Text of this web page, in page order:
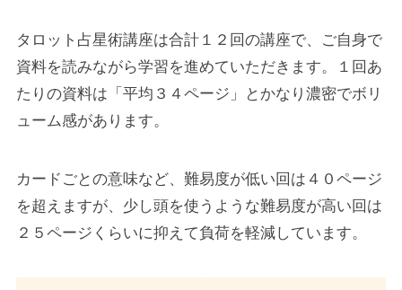
タロット占星術講座は合計１２回の講座で、ご自身で
資料を読みながら学習を進めていただきます。１回あ
たりの資料は「平均３４ページ」とかなり濃密でボリ
ューム感があります。
カードごとの意味など、難易度が低い回は４０ページ
を超えますが、少し頭を使うような難易度が高い回は
２５ページくらいに抑えて負荷を軽減しています。